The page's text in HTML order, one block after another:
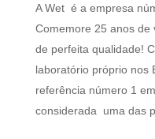
A Wet é a empresa
Comemore 25 anos de
de perfeita qualidade!
laboratório próprio nos
referência número 1
considerada uma das